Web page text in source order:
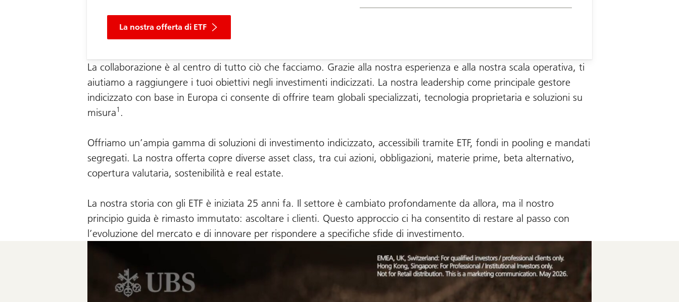
La nostra offerta di ETF
La collaborazione è al centro di tutto ciò che facciamo. Grazie alla nostra esperienza e alla nostra scala operativa, ti
aiutiamo a raggiungere i tuoi obiettivi negli investimenti indicizzati. La nostra leadership come principale gestore
indicizzato con base in Europa ci consente di offrire team globali specializzati, tecnologia proprietaria e soluzioni su
misura1 .
Offriamo un’ampia gamma di soluzioni di investimento indicizzato, accessibili tramite ETF, fondi in pooling e mandati
segregati. La nostra offerta copre diverse asset class, tra cui azioni, obbligazioni, materie prime, beta alternativo,
copertura valutaria, sostenibilità e real estate.
La nostra storia con gli ETF è iniziata 25 anni fa. Il settore è cambiato profondamente da allora, ma il nostro
principio guida è rimasto immutato: ascoltare i clienti. Questo approccio ci ha consentito di restare al passo con
l’evoluzione del mercato e di innovare per rispondere a specifiche sfide di investimento.